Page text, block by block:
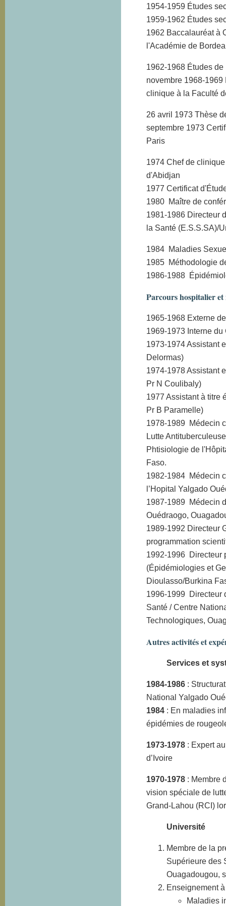
1954-1959 Études
1959-1962 Études
1962 Baccalauréat à
l'Académie de
1962-1968 Études
novembre 1968-
clinique à la Faculté
26 avril 1973 Thèse
septembre 1973
Paris
1974 Chef de
d'Abidjan
1977 Certificat
1980 Maître de
1981-1986 Directeur
la Santé (E.S.S.SA)/
1984 Maladies
1985 Méthodologie
1986-1988
Parcours hospitalier
1965-1968 Externe
1969-1973 Interne
1973-1974 Assistant
Delormas)
1974-1978 Assistant
Pr N Coulibaly)
1977 Assistant à titre
Pr B Paramelle)
1978-1989 Médecin
Lutte
Phtisiologie de
Faso.
1982-1984 Médecin
l’Hopital Yalgado
1987-1989 Médecin
Ouédraogo,
1989-1992 Directeur
programmation
1992-1996 Directeur
(Épidémiologies et
Dioulasso/Burkina
1996-1999 Directeur
Santé / Centre
Technologiques,
Autres activités et
Services et
1984-1986 :
National Yalgado
1984 : En maladies
épidémies de
1973-1978 : Expert
d’Ivoire
1970-1978 : Membre
vision spéciale de
Grand-Lahou (RCI)
Université
Membre de la
Supérieure des
Ouagadougou,
Enseignement
Maladies